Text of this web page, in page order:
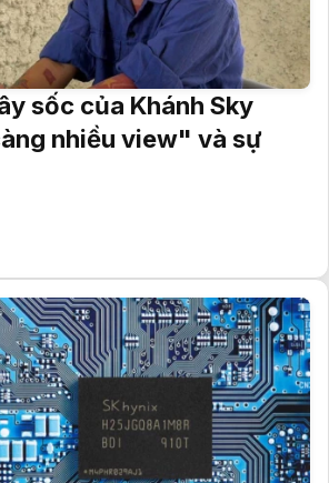
sốc của Khánh Sky
nhiều view" và sự